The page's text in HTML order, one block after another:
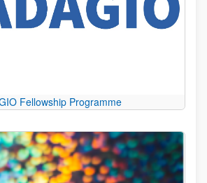
Fellowship Programme